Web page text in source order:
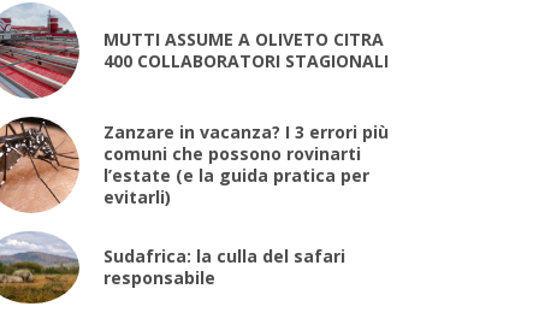
MUTTI ASSUME A OLIVETO CITRA
400 COLLABORATORI STAGIONALI
Zanzare in vacanza? I 3 errori più
comuni che possono rovinarti
l’estate (e la guida pratica per
evitarli)
Sudafrica: la culla del safari
responsabile